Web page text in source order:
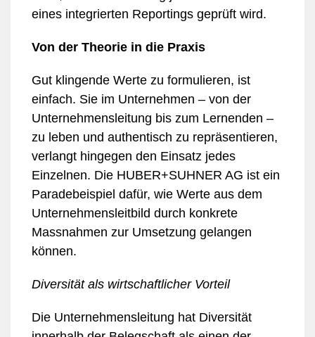
eines integrierten Reportings geprüft wird.
Von der Theorie in die Praxis
Gut klingende Werte zu formulieren, ist
einfach. Sie im Unternehmen – von der
Unternehmensleitung bis zum Lernenden –
zu leben und authentisch zu repräsentieren,
verlangt hingegen den Einsatz jedes
Einzelnen. Die HUBER+SUHNER AG ist ein
Paradebeispiel dafür, wie Werte aus dem
Unternehmensleitbild durch konkrete
Massnahmen zur Umsetzung gelangen
können.
Diversität als wirtschaftlicher Vorteil
Die Unternehmensleitung hat Diversität